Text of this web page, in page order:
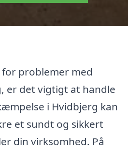
problemer med
er det vigtigt at handle
i Hvidbjerg kan
et sundt og sikkert
din virksomhed. På